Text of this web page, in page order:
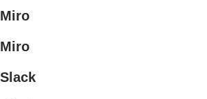
Miro
Miro
Slack